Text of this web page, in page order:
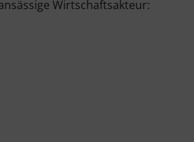
Wirtschaftsakteur: